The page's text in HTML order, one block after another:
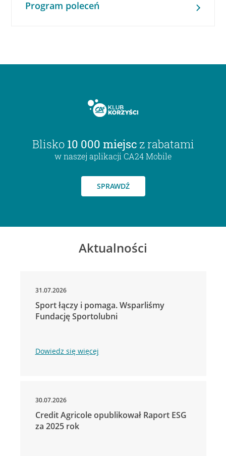
Program poleceń
Blisko 10 000 miejsc z rabatami
w naszej aplikacji CA24 Mobile
SPRAWDŹ
Aktualności
31.07.2026
Sport łączy i pomaga. Wsparliśmy
Fundację Sportolubni
Dowiedz się więcej
30.07.2026
Credit Agricole opublikował Raport ESG
za 2025 rok